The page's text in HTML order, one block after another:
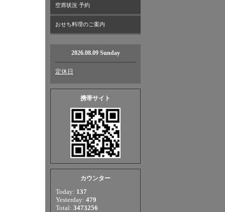
空席状況 予約
おせち料理のご案内
2026.08.09 Sunday
定休日
携帯サイト
カウンター
Today: 137
Yesterday: 479
Total: 3473256